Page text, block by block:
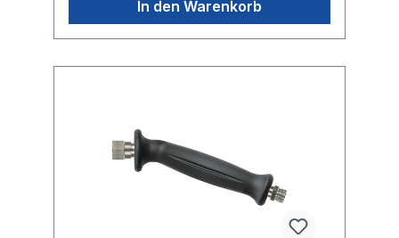
In den Warenkorb